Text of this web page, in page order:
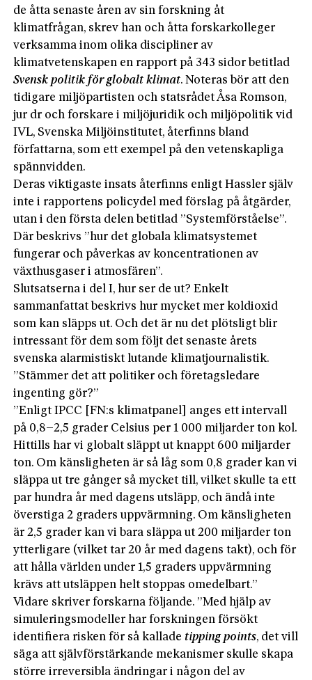
de åtta senaste åren av sin forskning åt
klimatfrågan, skrev han och åtta forskarkolleger
verksamma inom olika discipliner av
klimatvetenskapen en rapport på 343 sidor betitlad
Svensk politik för globalt klimat. Noteras bör att den
tidigare miljöpartisten och statsrådet Åsa Romson,
jur dr och forskare i miljöjuridik och miljöpolitik vid
IVL, Svenska Miljöinstitutet, återfinns bland
författarna, som ett exempel på den vetenskapliga
spännvidden.
Deras viktigaste insats återfinns enligt Hassler själv
inte i rapportens policydel med förslag på åtgärder,
utan i den första delen betitlad ”Systemförståelse”.
Där beskrivs ”hur det globala klimatsystemet
fungerar och påverkas av koncentrationen av
växthusgaser i atmosfären”.
Slutsatserna i del I, hur ser de ut? Enkelt
sammanfattat beskrivs hur mycket mer koldioxid
som kan släpps ut. Och det är nu det plötsligt blir
intressant för dem som följt det senaste årets
svenska alarmistiskt lutande klimatjournalistik.
”Stämmer det att politiker och företagsledare
ingenting gör?”
”Enligt IPCC [FN:s klimatpanel] anges ett intervall
på 0,8–2,5 grader Celsius per 1 000 miljarder ton kol.
Hittills har vi globalt släppt ut knappt 600 miljarder
ton. Om känsligheten är så låg som 0,8 grader kan vi
släppa ut tre gånger så mycket till, vilket skulle ta ett
par hundra år med dagens utsläpp, och ändå inte
överstiga 2 graders uppvärmning. Om känsligheten
är 2,5 grader kan vi bara släppa ut 200 miljarder ton
ytterligare (vilket tar 20 år med dagens takt), och för
att hålla världen under 1,5 graders uppvärmning
krävs att utsläppen helt stoppas omedelbart.”
Vidare skriver forskarna följande. ”Med hjälp av
simuleringsmodeller har forskningen försökt
identifiera risken för så kallade tipping points, det vill
säga att självförstärkande mekanismer skulle skapa
större irreversibla ändringar i någon del av